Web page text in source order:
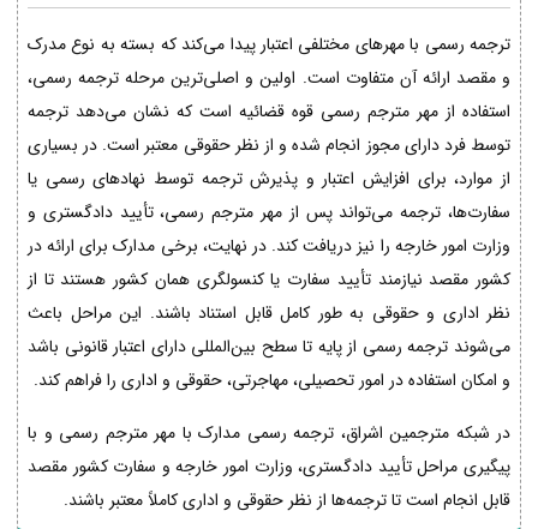
ترجمه رسمی با مهرهای مختلفی اعتبار پیدا می‌کند که بسته به نوع مدرک
و مقصد ارائه آن متفاوت است. اولین و اصلی‌ترین مرحله ترجمه رسمی،
استفاده از مهر مترجم رسمی قوه قضائیه است که نشان می‌دهد ترجمه
توسط فرد دارای مجوز انجام شده و از نظر حقوقی معتبر است. در بسیاری
از موارد، برای افزایش اعتبار و پذیرش ترجمه توسط نهادهای رسمی یا
سفارت‌ها، ترجمه می‌تواند پس از مهر مترجم رسمی، تأیید دادگستری و
وزارت امور خارجه را نیز دریافت کند. در نهایت، برخی مدارک برای ارائه در
کشور مقصد نیازمند تأیید سفارت یا کنسولگری همان کشور هستند تا از
نظر اداری و حقوقی به طور کامل قابل استناد باشند. این مراحل باعث
می‌شوند ترجمه رسمی از پایه تا سطح بین‌المللی دارای اعتبار قانونی باشد
و امکان استفاده در امور تحصیلی، مهاجرتی، حقوقی و اداری را فراهم کند.
در شبکه مترجمین اشراق، ترجمه رسمی مدارک با مهر مترجم رسمی و با
پیگیری مراحل تأیید دادگستری، وزارت امور خارجه و سفارت کشور مقصد
قابل انجام است تا ترجمه‌ها از نظر حقوقی و اداری کاملاً معتبر باشند.